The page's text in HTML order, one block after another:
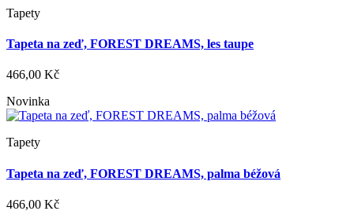
Tapety
Tapeta na zeď, FOREST DREAMS, les taupe
466,00 Kč
Novinka
Tapety
Tapeta na zeď, FOREST DREAMS, palma béžová
466,00 Kč